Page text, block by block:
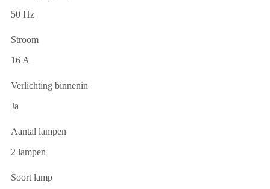
50 Hz
Stroom
16 A
Verlichting binnenin
Ja
Aantal lampen
2 lampen
Soort lamp